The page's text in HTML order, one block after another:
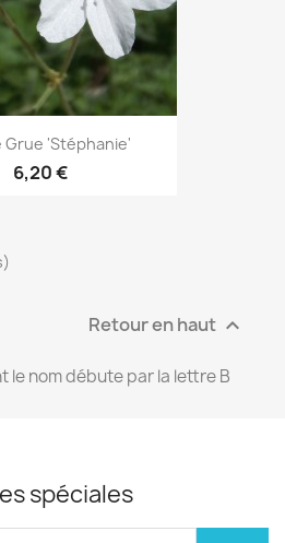
Grue 'Stéphanie'
6,20 €
Retour en haut 
le nom débute par la lettre B
spéciales